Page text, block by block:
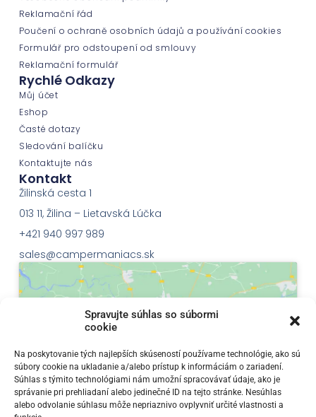
Spravujte súhlas so súbormi
cookie
Na poskytovanie tých najlepších skúseností používame technológie, ako sú
súbory cookie na ukladanie a/alebo prístup k informáciám o zariadení.
Súhlas s týmito technológiami nám umožní spracovávať údaje, ako je
správanie pri prehliadaní alebo jedinečné ID na tejto stránke. Nesúhlas
alebo odvolanie súhlasu môže nepriaznivo ovplyvniť určité vlastnosti a
Reklamační řád
Poučení o ochraně osobních údajů a používání cookies
Formulář pro odstoupení od smlouvy
Reklamační formulář
Rychlé Odkazy
Můj účet
Eshop
Časté dotazy
Sledování balíčku
Kontaktujte nás
Kontakt
Žilinská cesta 1
013 11, Žilina – Lietavská Lúčka
+421 940 997 989
sales@campermaniacs.sk
Klepnutím přijměte marketingové soubory
cookie a povolte tento obsah